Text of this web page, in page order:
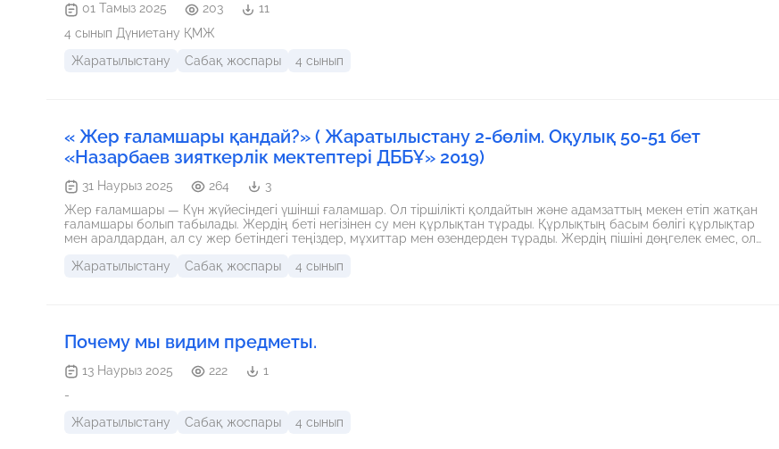
01 Тамыз 2025 203
11
4 сынып Дүниетану ҚМЖ
Жаратылыстану
Сабақ жоспары 4 сынып
« Жер ғаламшары қандай?» ( Жаратылыстану 2-бөлім. Оқулық 50-51 бет
«Назарбаев зияткерлік мектептері ДББҰ» 2019)
31 Наурыз 2025 264
3
Жер ғаламшары — Күн жүйесіндегі үшінші ғаламшар. Ол тіршілікті қолдайтын және адамзаттың мекен етіп жатқан
ғаламшары болып табылады. Жердің беті негізінен су мен құрлықтан тұрады. Құрлықтың басым бөлігі құрлықтар
мен аралдардан, ал су жер бетіндегі теңіздер, мұхиттар мен өзендерден тұрады. Жердің пішіні дөңгелек емес, ол
тұрады, ол бізге өмір сүруге қажетті оттегі мен көмірқышқыл газын қамтамасыз етеді. Жер өз осінен айналып, Күнге
Жаратылыстану Сабақ жоспары 4 сынып
Почему мы видим предметы.
13 Наурыз 2025 222
1
-
Жаратылыстану
Сабақ жоспары 4 сынып